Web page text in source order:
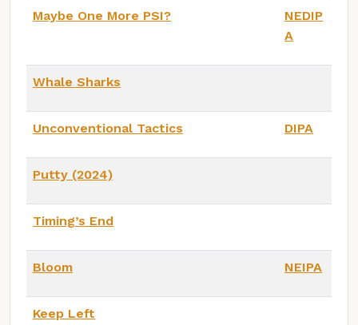
Maybe One More PSI?
NEDIP
A
Whale Sharks
Unconventional Tactics DIPA
Putty (2024)
Timing’s End
Bloom NEIPA
Keep Left